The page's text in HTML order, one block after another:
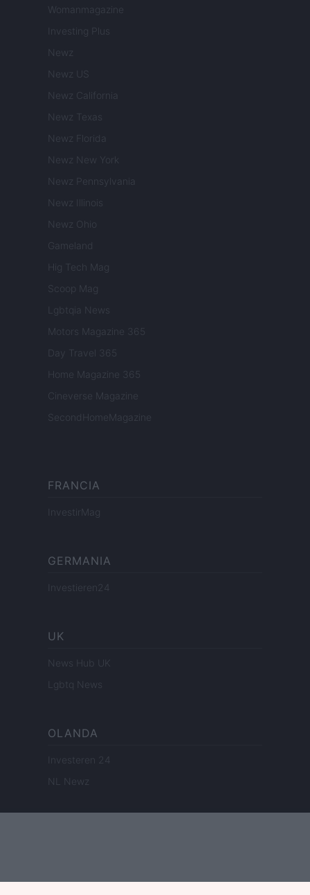
Womanmagazine
Investing Plus
Newz
Newz US
Newz California
Newz Texas
Newz Florida
Newz New York
Newz Pennsylvania
Newz Illinois
Newz Ohio
Gameland
Hig Tech Mag
Scoop Mag
Lgbtqia News
Motors Magazine 365
Day Travel 365
Home Magazine 365
Cineverse Magazine
SecondHomeMagazine
FRANCIA
InvestirMag
GERMANIA
Investieren24
UK
News Hub UK
Lgbtq News
OLANDA
Investeren 24
NL Newz